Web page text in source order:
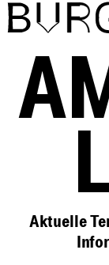
Direkt zum
Aktuelle